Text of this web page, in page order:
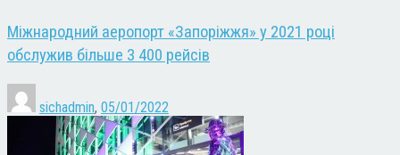
Міжнародний аеропорт «Запоріжжя» у 2021 році
обслужив більше 3 400 рейсів
sichadmin, 05/01/2022